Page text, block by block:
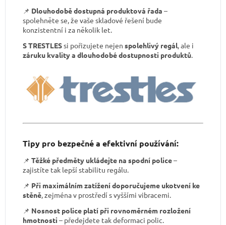
📌 Dlouhodobě dostupná produktová řada –
spolehněte se, že vaše skladové řešení bude
konzistentní i za několik let.
S TRESTLESsi pořizujete nejen spolehlivý regál, ale i
záruku kvality a dlouhodobé dostupnosti produktů.
Tipy pro bezpečné a efektivní používání:
📌 Těžké předměty ukládejte na spodní police–
zajistíte tak lepší stabilitu regálu.
📌 Při maximálním zatížení doporučujeme ukotvení ke
stěně, zejména v prostředí s vyššími vibracemi.
📌 Nosnost police platí při rovnoměrném rozložení
hmotnosti – předejdete tak deformaci polic.